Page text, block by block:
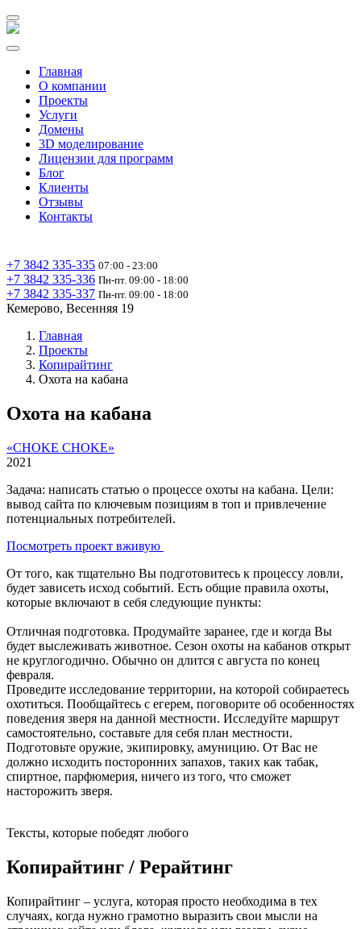
Главная
О компании
Проекты
Услуги
Домены
3D моделирование
Лицензии для программ
Блог
Клиенты
Отзывы
Контакты
+7 3842 335‑335 07:00 - 23:00
+7 3842 335‑336 Пн-пт. 09:00 - 18:00
+7 3842 335‑337 Пн-пт. 09:00 - 18:00
Кемерово, Весенняя 19
Главная
Проекты
Копирайтинг
Охота на кабана
Охота на кабана
«CHOKE CHOKE»
2021
Задача: написать статью о процессе охоты на кабана. Цели:
вывод сайта по ключевым позициям в топ и привлечение
потенциальных потребителей.
Посмотреть проект вживую
От того, как тщательно Вы подготовитесь к процессу ловли,
будет зависеть исход событий. Есть общие правила охоты,
которые включают в себя следующие пункты:
Отличная подготовка. Продумайте заранее, где и когда Вы
будет выслеживать животное. Сезон охоты на кабанов открыт
не круглогодично. Обычно он длится с августа по конец
февраля.
Проведите исследование территории, на которой собираетесь
охотиться. Пообщайтесь с егерем, поговорите об особенностях
поведения зверя на данной местности. Исследуйте маршрут
самостоятельно, составьте для себя план местности.
Подготовьте оружие, экипировку, амуницию. От Вас не
должно исходить посторонних запахов, таких как табак,
спиртное, парфюмерия, ничего из того, что сможет
насторожить зверя.
Тексты, которые победят любого
Копирайтинг / Рерайтинг
Копирайтинг – услуга, которая просто необходима в тех
случаях, когда нужно грамотно выразить свои мысли на